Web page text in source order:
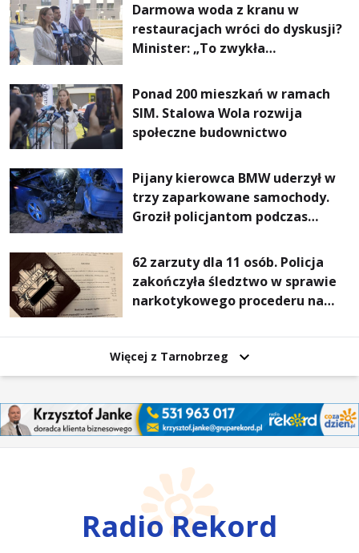
Darmowa woda z kranu w
restauracjach wróci do dyskusji?
Minister: „To zwykła
Ponad 200 mieszkań w ramach
SIM. Stalowa Wola rozwija
społeczne budownictwo
Pijany kierowca BMW uderzył w
trzy zaparkowane samochody.
Groził policjantom podczas
62 zarzuty dla 11 osób. Policja
zakończyła śledztwo w sprawie
narkotykowego procederu na
Więcej z Tarnobrzeg
Radio Rekord